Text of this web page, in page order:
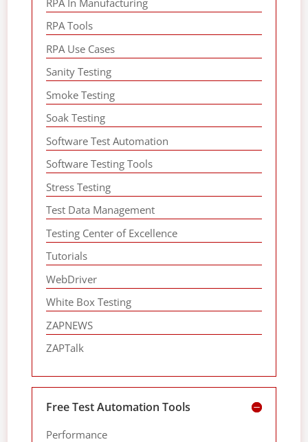
RPA Tools
RPA Use Cases
Sanity Testing
Smoke Testing
Soak Testing
Software Test Automation
Software Testing Tools
Stress Testing
Test Data Management
Testing Center of Excellence
Tutorials
WebDriver
White Box Testing
ZAPNEWS
ZAPTalk
Free Test Automation Tools
Performance